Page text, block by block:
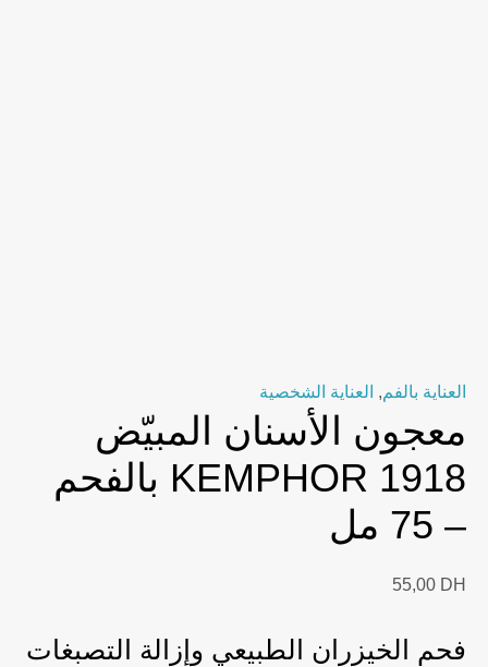
العناية بالفم, العناية الشخصية
معجون الأسنان المبيّض
KEMPHOR 1918 بالفحم
– 75 مل
55,00 DH
فحم الخيزران الطبيعي وإزالة التصبغات